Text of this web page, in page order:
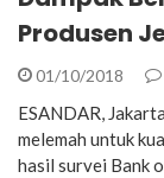
Produsen
01/10/2018
ESANDAR,
melemah untuk
hasil survei Bank